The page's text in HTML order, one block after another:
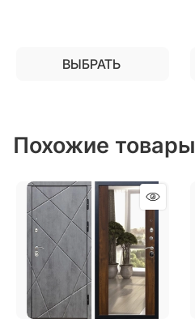
ВЫБРАТЬ
Похожие товары